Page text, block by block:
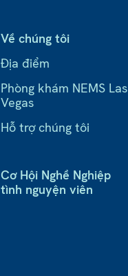
Về chúng tôi
Địa điểm
Phòng khám NEMS Las
Vegas
Hỗ trợ chúng tôi
Cơ Hội Nghề Nghiệp
tình nguyện viên